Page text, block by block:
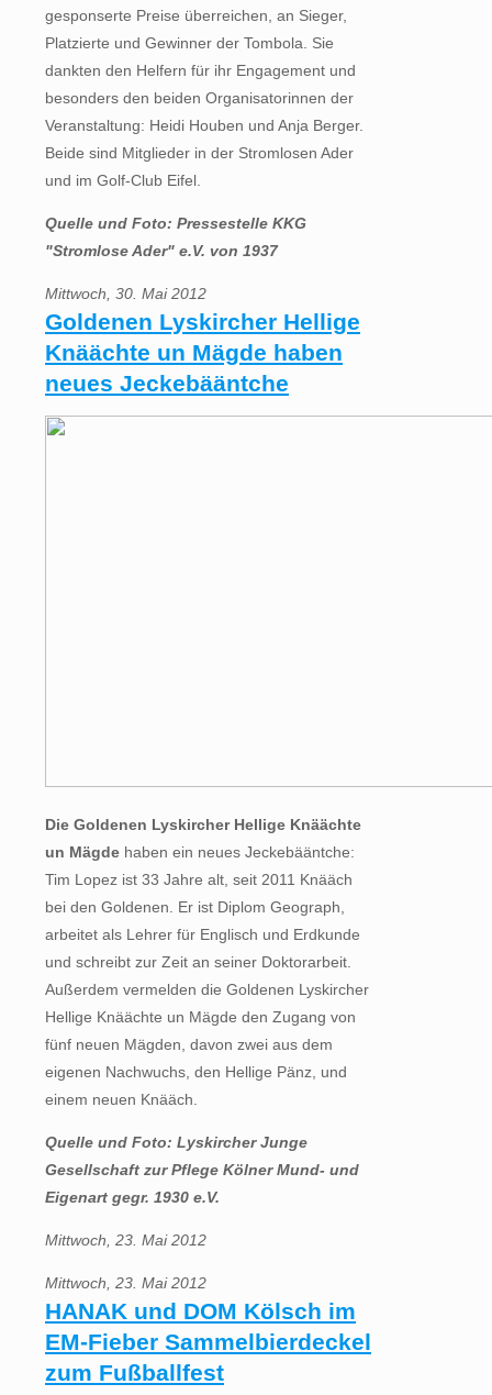
gesponserte Preise überreichen, an Sieger,
Platzierte und Gewinner der Tombola. Sie
dankten den Helfern für ihr Engagement und
besonders den beiden Organisatorinnen der
Veranstaltung: Heidi Houben und Anja Berger.
Beide sind Mitglieder in der Stromlosen Ader
und im Golf-Club Eifel.
Quelle und Foto: Pressestelle KKG
"Stromlose Ader" e.V. von 1937
Mittwoch, 30. Mai 2012
Goldenen Lyskircher Hellige
Knäächte un Mägde haben
neues Jeckebääntche
Die Goldenen Lyskircher Hellige Knäächte
un Mägde haben ein neues Jeckebääntche:
Tim Lopez ist 33 Jahre alt, seit 2011 Knääch
bei den Goldenen. Er ist Diplom Geograph,
arbeitet als Lehrer für Englisch und Erdkunde
und schreibt zur Zeit an seiner Doktorarbeit.
Außerdem vermelden die Goldenen Lyskircher
Hellige Knäächte un Mägde den Zugang von
fünf neuen Mägden, davon zwei aus dem
eigenen Nachwuchs, den Hellige Pänz, und
einem neuen Knääch.
Quelle und Foto: Lyskircher Junge 
Gesellschaft zur Pflege Kölner Mund- und
Eigenart gegr. 1930 e.V.
Mittwoch, 23. Mai 2012
Mittwoch, 23. Mai 2012
HANAK und DOM Kölsch im
EM-Fieber Sammelbierdeckel
zum Fußballfest